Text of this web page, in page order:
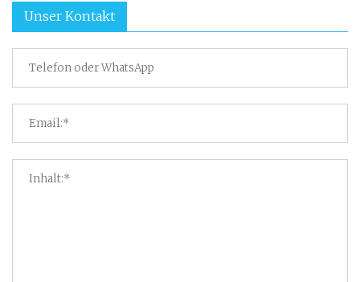
Unser Kontakt